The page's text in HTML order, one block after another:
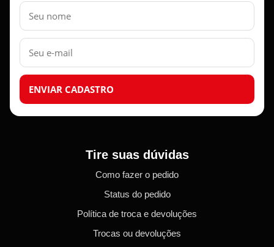
Nome
E-
mail
ENVIAR CADASTRO
Tire suas dúvidas
Como fazer o pedido
Status do pedido
Política de troca e devoluções
Trocas ou devoluções